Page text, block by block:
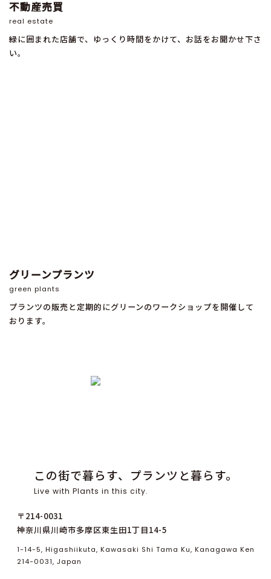
不動産売買
real estate
緑に囲まれた店舗で、ゆっくり時間をかけて、お話をお聞かせ下さ
い。
グリーンプランツ
green plants
プランツの販売と定期的にグリーンのワークショップを開催して
おります。
この街で暮らす、プランツと暮らす。
Live with Plants in this city.
〒214-0031
神奈川県川崎市多摩区東生田1丁目14-5
1-14-5, Higashiikuta, Kawasaki Shi Tama Ku, Kanagawa Ken
214-0031, Japan